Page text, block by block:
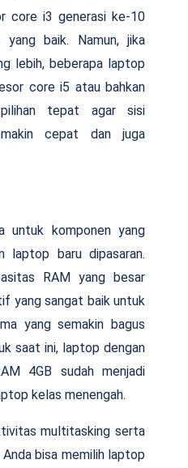
core i3 generasi ke-10
baik. Namun, jika
lebih, beberapa laptop
core i5 atau bahkan
tepat agar sisi
cepat dan juga
untuk komponen yang
laptop baru dipasaran.
RAM yang besar
yang sangat baik untuk
yang semakin bagus
saat ini, laptop dengan
4GB sudah menjadi
kelas menengah.
multitasking serta
bisa memilih laptop